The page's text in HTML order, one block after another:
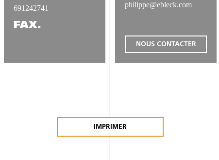
691242741
FAX.
philippe@ebleck.com
NOUS CONTACTER
IMPRIMER